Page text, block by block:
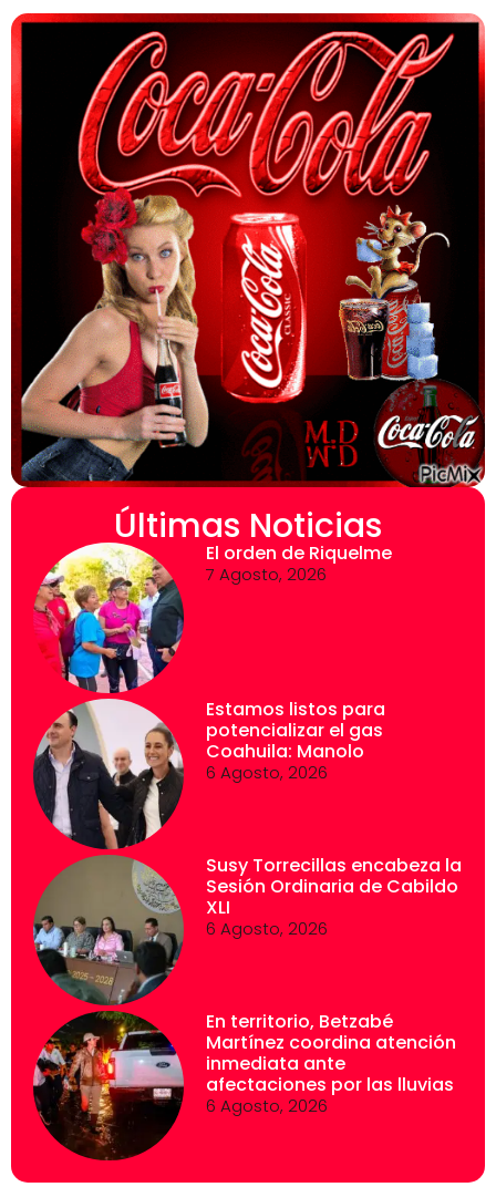
Últimas Noticias
El orden de Riquelme
7 Agosto, 2026
Estamos listos para
potencializar el gas
Coahuila: Manolo
6 Agosto, 2026
Susy Torrecillas encabeza la
Sesión Ordinaria de Cabildo
XLI
6 Agosto, 2026
En territorio, Betzabé
Martínez coordina atención
inmediata ante
afectaciones por las lluvias
6 Agosto, 2026